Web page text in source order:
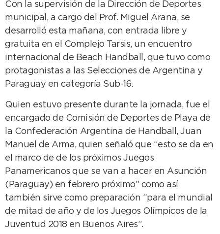
Con la supervisión de la Dirección de Deportes
municipal, a cargo del Prof. Miguel Arana, se
desarrolló esta mañana, con entrada libre y
gratuita en el Complejo Tarsis, un encuentro
internacional de Beach Handball, que tuvo como
protagonistas a las Selecciones de Argentina y
Paraguay en categoría Sub-16.
Quien estuvo presente durante la jornada, fue el
encargado de Comisión de Deportes de Playa de
la Confederación Argentina de Handball, Juan
Manuel de Arma, quien señaló que “esto se da en
el marco de de los próximos Juegos
Panamericanos que se van a hacer en Asunción
(Paraguay) en febrero próximo” como así
también sirve como preparación “para el mundial
de mitad de año y de los Juegos Olímpicos de la
Juventud 2018 en Buenos Aires”.